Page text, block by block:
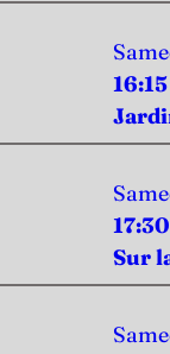
16:15
17:30
Sur